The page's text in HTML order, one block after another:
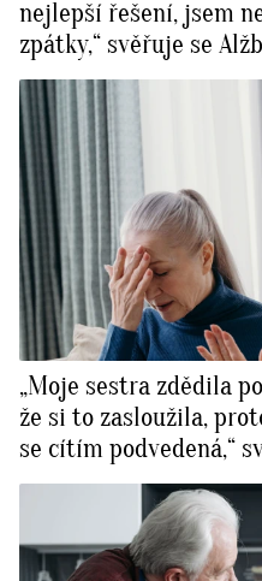
nejlepší řešení, jsem
zpátky,“ svěřuje se
„Moje sestra zdědila
že si to zasloužila,
se cítím podvedená,“